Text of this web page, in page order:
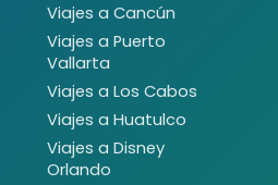
Viajes a Cancún
Viajes a Puerto
Vallarta
Viajes a Los Cabos
Viajes a Huatulco
Viajes a Disney
Orlando